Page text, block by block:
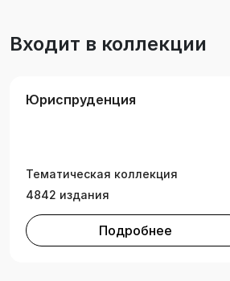
Входит в коллекции
Юриспруденция
Тематическая коллекция
4842 издания
Подробнее